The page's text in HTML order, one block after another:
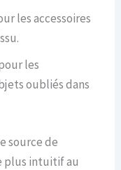
les accessoires
les
oubliés dans
source de
plus intuitif au